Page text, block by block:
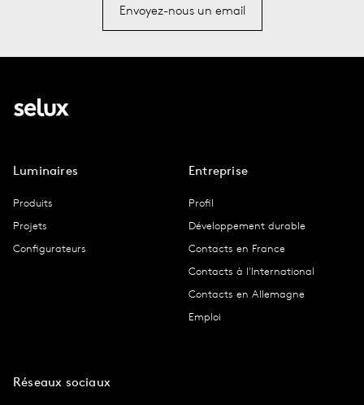
Envoyez-nous un email
Luminaires
Produits
Projets
Configurateurs
Entreprise
Profil
Développement durable
Contacts en France
Contacts à l'International
Contacts en Allemagne
Emploi
Réseaux sociaux